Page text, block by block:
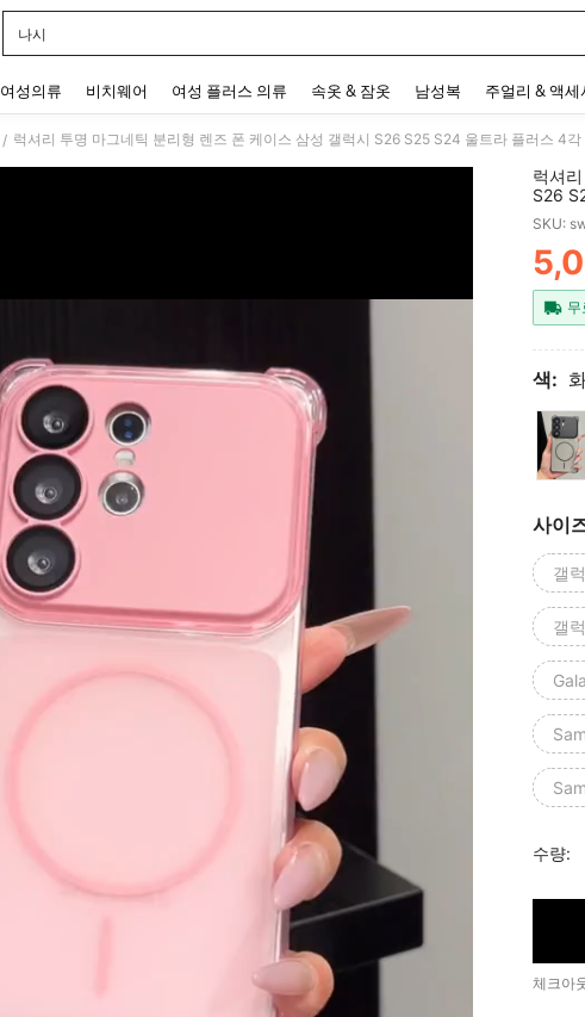
나시
여성의류 비치웨어 여성 플러스 의류 속옷 & 잠옷 남성복 주얼리 & 액세
/ 럭셔리 투명 마그네틱 분리형 렌즈 폰 케이스 삼성 갤럭시 S26 S25 S24 울트라 플러스 4
럭셔
S26
퍼 후
SKU:
무
색:
사이
갤
갤
수량:
체크아